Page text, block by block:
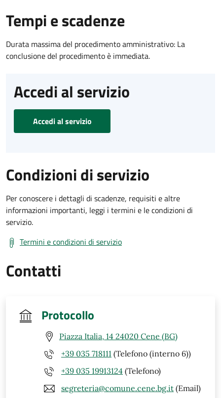
Tempi e scadenze
Durata massima del procedimento amministrativo: La
conclusione del procedimento è immediata.
Accedi al servizio
Accedi al servizio
Condizioni di servizio
Per conoscere i dettagli di scadenze, requisiti e altre
informazioni importanti, leggi i termini e le condizioni di
servizio.
Termini e condizioni di servizio
Contatti
Protocollo
Piazza Italia, 14 24020 Cene (BG)
+39 035 718111 (Telefono (interno 6))
+39 035 19913124 (Telefono)
segreteria@comune.cene.bg.it (Email)